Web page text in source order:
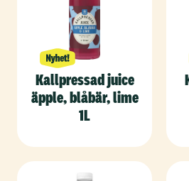
Kallpressad juice
äpple, blåbär, lime
1L